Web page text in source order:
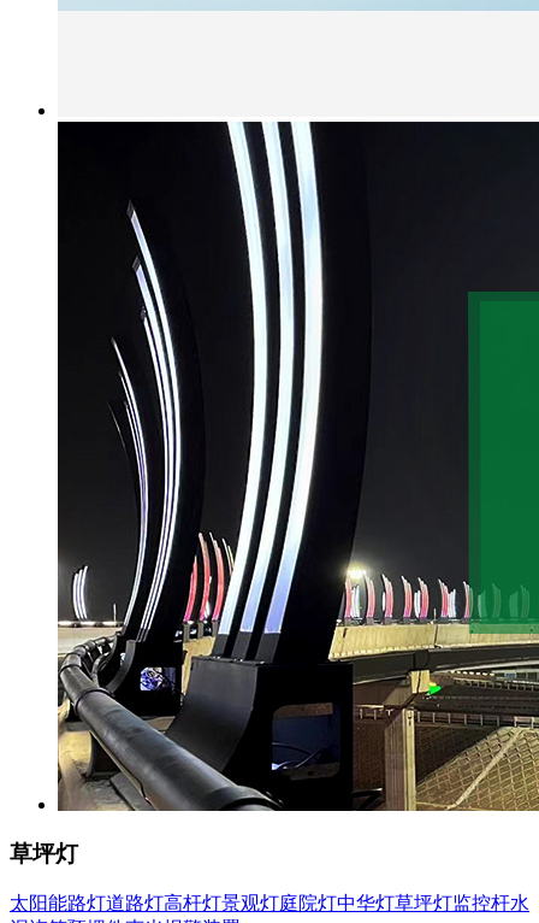
草坪灯
太阳能路灯道路灯高杆灯景观灯庭院灯中华灯草坪灯监控杆水